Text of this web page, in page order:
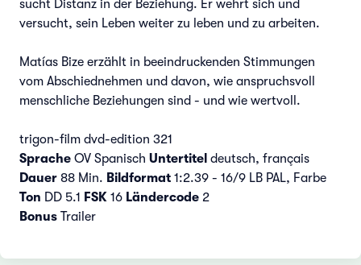
sucht Distanz in der Beziehung. Er wehrt sich und
versucht, sein Leben weiter zu leben und zu arbeiten.
Matías Bize erzählt in beeindruckenden Stimmungen
vom Abschiednehmen und davon, wie anspruchsvoll
menschliche Beziehungen sind - und wie wertvoll.
trigon-film dvd-edition 321
Sprache OV Spanisch Untertitel deutsch, français
Dauer 88 Min. Bildformat 1:2.39 - 16/9 LB PAL, Farbe
Ton DD 5.1 FSK 16 Ländercode 2
Bonus Trailer